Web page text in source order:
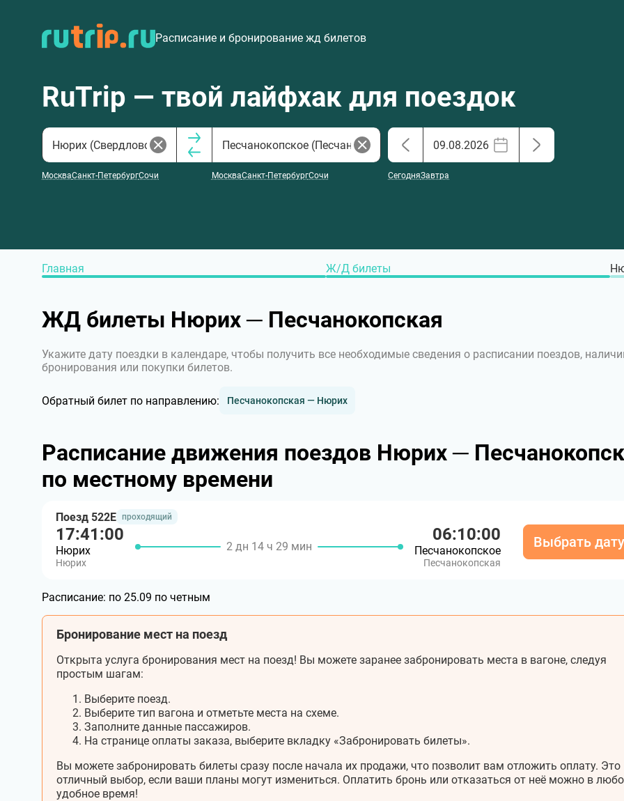
Расписание и бронирование жд билетов
RuTrip — твой лайфхак для поездок
МоскваСанкт-ПетербургСочи МоскваСанкт-ПетербургСочи СегодняЗавтра
Главная Ж/Д билеты
ЖД билеты Нюрих ─ Песчанокопская
Укажите дату поездки в календаре, чтобы получить все необходимые сведения о расписании поездов,
бронирования или покупки билетов.
Обратный билет по направлению: Песчанокопская — Нюрих
Расписание движения поездов Нюрих ─
по местному времени
Поезд 522Е проходящий
17:41:00
Нюрих
Нюрих
2 дн 14 ч 29 мин
06:10:00
Песчанокопское
Песчанокопская
Выбрать дату
Расписание: по 25.09 по четным
Бронирование мест на поезд
Открыта услуга бронирования мест на поезд! Вы можете заранее забронировать места в вагоне, следуя
простым шагам:
Выберите поезд.
Выберите тип вагона и отметьте места на схеме.
Заполните данные пассажиров.
На странице оплаты заказа, выберите вкладку «Забронировать билеты».
Вы можете забронировать билеты сразу после начала их продажи, что позволит вам отложить оплату. Это
отличный выбор, если ваши планы могут измениться. Оплатить бронь или отказаться от неё можно в
удобное время!